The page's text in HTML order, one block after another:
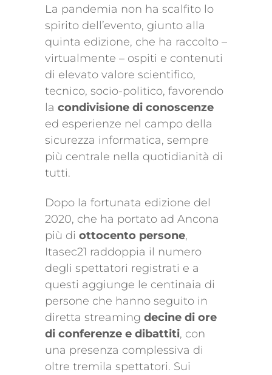
La pandemia non ha scalfito lo
spirito dell’evento, giunto alla
quinta edizione, che ha raccolto –
virtualmente – ospiti e contenuti
di elevato valore scientifico,
tecnico, socio-politico, favorendo
la condivisione di conoscenze
ed esperienze nel campo della
sicurezza informatica, sempre
più centrale nella quotidianità di
tutti.
Dopo la fortunata edizione del
2020, che ha portato ad Ancona
più di ottocento persone,
Itasec21 raddoppia il numero
degli spettatori registrati e a
questi aggiunge le centinaia di
persone che hanno seguito in
diretta streaming decine di ore
di conferenze e dibattiti, con
una presenza complessiva di
oltre tremila spettatori. Sui